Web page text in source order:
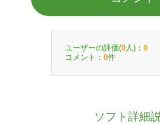
ユーザーの評価(0 人)： 0
コメント： 0件
ソフト詳細